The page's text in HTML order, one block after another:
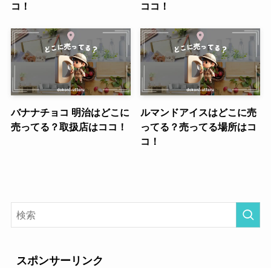
コ！
ココ！
バナナチョコ 明治はどこに
売ってる？取扱店はココ！
ルマンドアイスはどこに売
ってる？売ってる場所はコ
コ！
スポンサーリンク